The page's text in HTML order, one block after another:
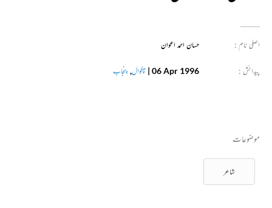
اصلی نام : حسان احمد اعوان
پیدائش : 06 Apr 1996
| چکوال,پنجاب
موضوعات
شاعر